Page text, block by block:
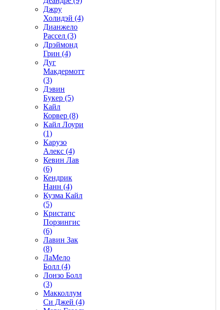
Джру
Холидэй (4)
Дианжело
Рассел (3)
Дрэймонд
Грин (4)
Дуг
Макдермотт
(3)
Дэвин
Букер (5)
Кайл
Корвер (8)
Кайл Лоури
(1)
Карузо
Алекс (4)
Кевин Лав
(6)
Кендрик
Нанн (4)
Кузма Кайл
(5)
Кристапс
Порзингис
(6)
Лавин Зак
(8)
ЛаМело
Болл (4)
Лонзо Болл
(3)
Макколлум
Си Джей (4)